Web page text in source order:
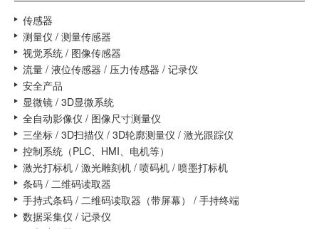
传感器
测量仪 / 测量传感器
视觉系统 / 图像传感器
流量 / 液位传感器 / 压力传感器 / 记录仪
安全产品
显微镜 / 3D显微系统
全自动影像仪 / 图像尺寸测量仪
三坐标 / 3D扫描仪 / 3D轮廓测量仪 / 激光跟踪仪
控制系统（PLC、HMI、电机等）
激光打标机 / 激光雕刻机 / 喷码机 / 喷墨打标机
条码 / 二维码读取器
手持式条码 / 二维码读取器（带屏幕） / 手持终端
数据采集仪 / 记录仪